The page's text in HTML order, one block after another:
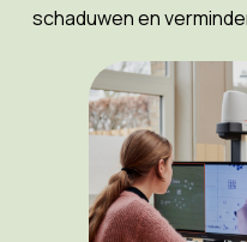
schaduwen en